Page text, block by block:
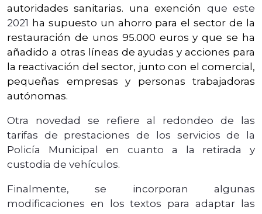
autoridades sanitarias. una exención que este
2021 ha supuesto un ahorro para el sector de la
restauración de unos 95.000 euros y que se ha
añadido a otras líneas de ayudas y acciones para
la reactivación del sector, junto con el comercial,
pequeñas empresas y personas trabajadoras
autónomas.
Otra novedad se refiere al redondeo de las
tarifas de prestaciones de los servicios de la
Policía Municipal en cuanto a la retirada y
custodia de vehículos.
Finalmente, se incorporan algunas
modificaciones en los textos para adaptar las